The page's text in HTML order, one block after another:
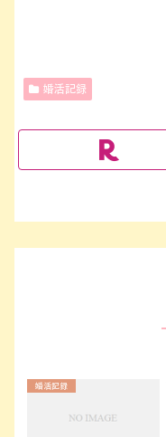
婚活記録
婚活記録